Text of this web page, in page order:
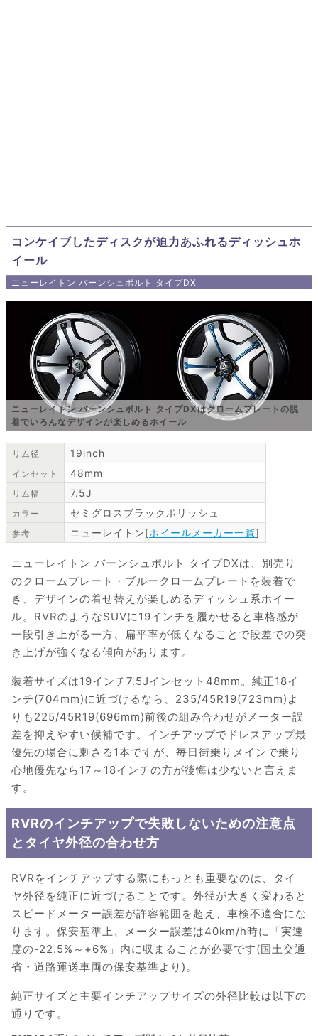
コンケイブしたディスクが迫力あふれるディッシュホ
イール
ニューレイトン バーンシュポルト タイプDX
ニューレイトン バーンシュポルト タイプDXはクロームプレートの脱
着でいろんなデザインが楽しめるホイール
リム径 19inch
インセット 48mm
リム幅 7.5J
カラー セミグロスブラックポリッシュ
参考 ニューレイトン[ホイールメーカー一覧]
ニューレイトン バーンシュポルト タイプDXは、別売り
のクロームプレート・ブルークロームプレートを装着で
き、デザインの着せ替えが楽しめるディッシュ系ホイー
ル。RVRのようなSUVに19インチを履かせると車格感が
一段引き上がる一方、扁平率が低くなることで段差での突
き上げが強くなる傾向があります。
装着サイズは19インチ7.5Jインセット48mm。純正18イ
ンチ(704mm)に近づけるなら、235/45R19(723mm)よ
りも225/45R19(696mm)前後の組み合わせがメーター誤
差を抑えやすい候補です。インチアップでドレスアップ最
優先の場合に刺さる1本ですが、毎日街乗りメインで乗り
心地優先なら17～18インチの方が後悔は少ないと言えま
す。
RVRのインチアップで失敗しないための注意点
とタイヤ外径の合わせ方
RVRをインチアップする際にもっとも重要なのは、タイ
ヤ外径を純正に近づけることです。外径が大きく変わると
スピードメーター誤差が許容範囲を超え、車検不適合にな
ります。保安基準上、メーター誤差は40km/h時に「実速
度の-22.5%～+6%」内に収まることが必要です(国土交通
省・道路運送車両の保安基準より)。
純正サイズと主要インチアップサイズの外径比較は以下の
通りです。